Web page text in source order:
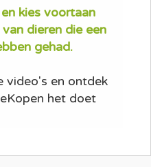
kies voortaan
dieren die een
gehad.
video's en ontdek
het doet